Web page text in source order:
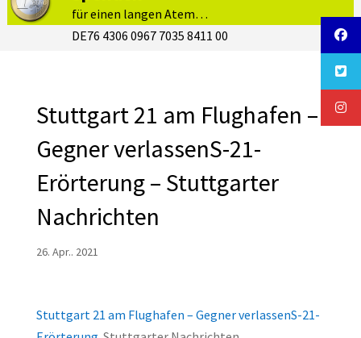
für einen langen Atem…
DE76 4306 0967 7035 8411 00
Stuttgart 21 am Flughafen –
Gegner verlassenS-21-
Erörterung – Stuttgarter
Nachrichten
26. Apr.. 2021
Stuttgart 21 am Flughafen – Gegner verlassenS-21-